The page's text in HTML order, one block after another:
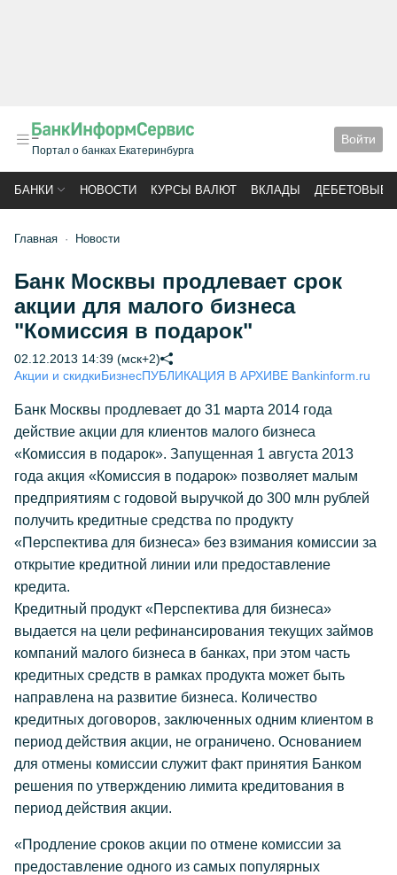
Портал о банках Екатеринбурга
Войти
БАНКИ НОВОСТИ КУРСЫ ВАЛЮТ ВКЛАДЫ ДЕБЕТОВЫЕ
Главная Новости
Банк Москвы продлевает срок
акции для малого бизнеса
"Комиссия в подарок"
02.12.2013 14:39 (мск+2)
Акции и скидкиБизнесПУБЛИКАЦИЯ В АРХИВЕ Bankinform.ru
Банк Москвы продлевает до 31 марта 2014 года
действие акции для клиентов малого бизнеса
«Комиссия в подарок». Запущенная 1 августа 2013
года акция «Комиссия в подарок» позволяет малым
предприятиям с годовой выручкой до 300 млн рублей
получить кредитные средства по продукту
«Перспектива для бизнеса» без взимания комиссии за
открытие кредитной линии или предоставление
кредита.
Кредитный продукт «Перспектива для бизнеса»
выдается на цели рефинансирования текущих займов
компаний малого бизнеса в банках, при этом часть
кредитных средств в рамках продукта может быть
направлена на развитие бизнеса. Количество
кредитных договоров, заключенных одним клиентом в
период действия акции, не ограничено. Основанием
для отмены комиссии служит факт принятия Банком
решения по утверждению лимита кредитования в
период действия акции.
«Продление сроков акции по отмене комиссии за
предоставление одного из самых популярных